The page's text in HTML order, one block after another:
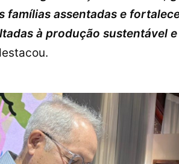
famílias assentadas e
à produção sustentável